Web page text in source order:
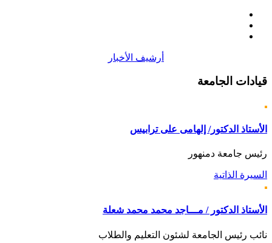
أرشيف الأخبار
قيادات الجامعة
الأستاذ الدكتور/ إلهامى على ترابيس
رئيس جامعة دمنهور
السيرة الذاتية
الأستاذ الدكتور / مـــاجد محمد محمد شعلة
نائب رئيس الجامعة لشئون التعليم والطلاب